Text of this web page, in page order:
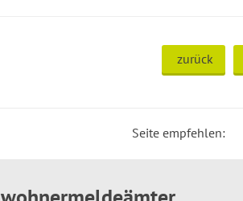
zurück
Seite empfehlen: